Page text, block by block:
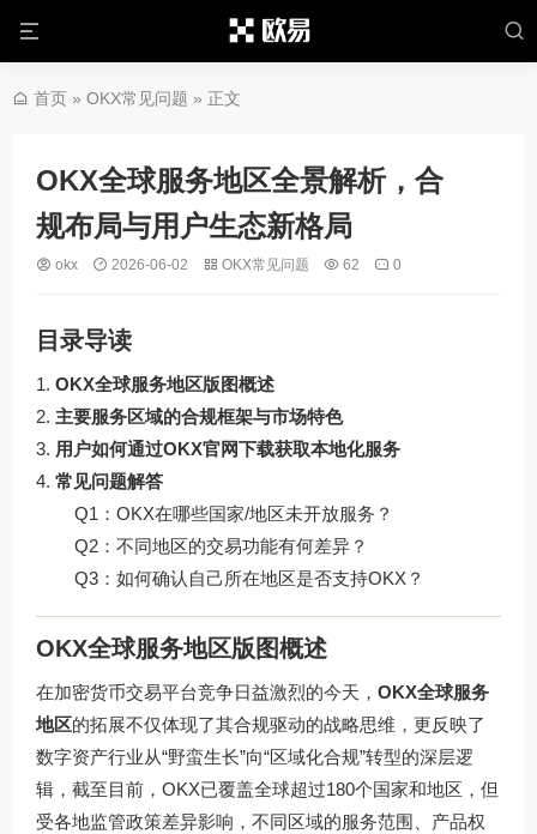
首页 » OKX常见问题 » 正文
OKX全球服务地区全景解析，合
规布局与用户生态新格局
okx 2026-06-02 OKX常见问题 62 0
目录导读
OKX全球服务地区版图概述
主要服务区域的合规框架与市场特色
用户如何通过OKX官网下载获取本地化服务
常见问题解答
Q1：OKX在哪些国家/地区未开放服务？
Q2：不同地区的交易功能有何差异？
Q3：如何确认自己所在地区是否支持OKX？
OKX全球服务地区版图概述
在加密货币交易平台竞争日益激烈的今天， OKX全球服务
地区的拓展不仅体现了其合规驱动的战略思维，更反映了
数字资产行业从“野蛮生长”向“区域化合规”转型的深层逻
辑，截至目前，OKX已覆盖全球超过180个国家和地区，但
受各地监管政策差异影响，不同区域的服务范围、产品权